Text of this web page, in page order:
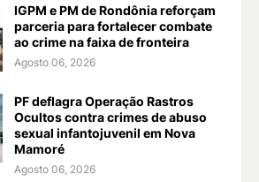
IGPM e PM de Rondônia reforçam
parceria para fortalecer combate
ao crime na faixa de fronteira
Agosto 06, 2026
PF deflagra Operação Rastros
Ocultos contra crimes de abuso
sexual infantojuvenil em Nova
Mamoré
Agosto 06, 2026